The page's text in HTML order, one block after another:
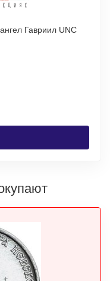
Гавриил UNC